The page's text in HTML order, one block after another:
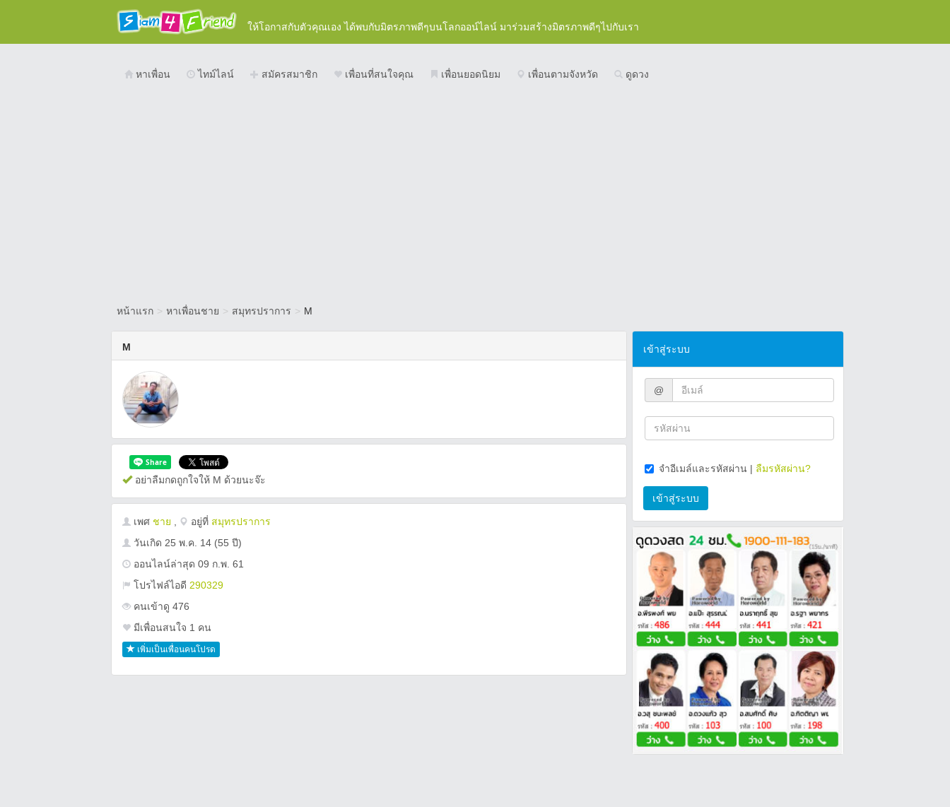
ให้โอกาสกับตัวคุณเอง ได้พบกับมิตรภาพดีๆบนโลกออน์ไลน์ มาร่วมสร้างมิตรภาพดีๆไปกับเรา
หาเพื่อน ไทม์ไลน์ สมัครสมาชิก เพื่อนที่สนใจคุณ เพื่อนยอดนิยม เพื่อนตามจังหวัด ดูดวง
หน้าแรก > หาเพื่อนชาย > สมุทรปราการ > M
M
อย่าลืมกดถูกใจให้ M ด้วยนะจ๊ะ
เพศ ชาย อยู่ที่ สมุทรปราการ
วันเกิด 25 พ.ค. 14 (55 ปี)
ออนไลน์ล่าสุด 09 ก.พ. 61
โปรไฟล์ไอดี 290329
คนเข้าดู 476
มีเพื่อนสนใจ 1 คน
เพิ่มเป็นเพื่อนคนโปรด
เข้าสู่ระบบ
@
จำอีเมล์และรหัสผ่าน | ลืมรหัสผ่าน?
เข้าสู่ระบบ